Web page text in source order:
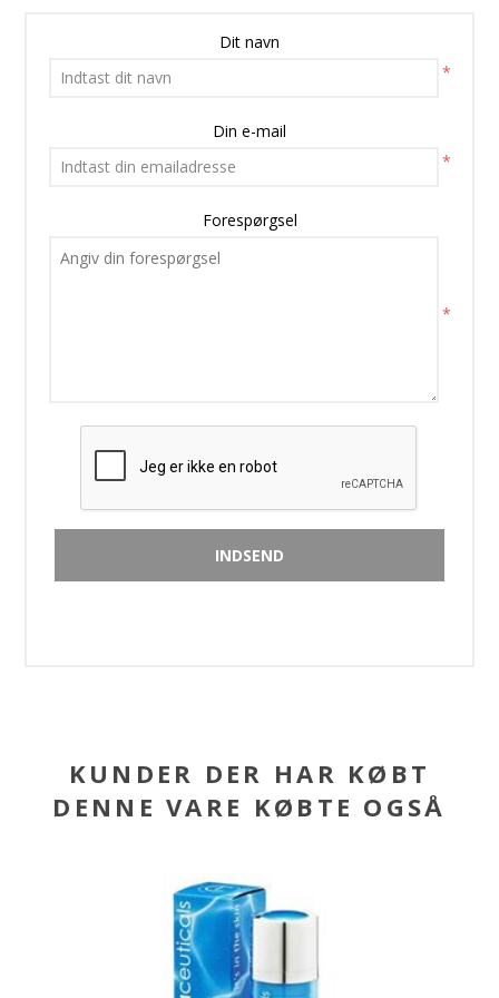
Dit navn
*
Din e-mail
*
Forespørgsel
*
KUNDER DER HAR KØBT
DENNE VARE KØBTE OGSÅ